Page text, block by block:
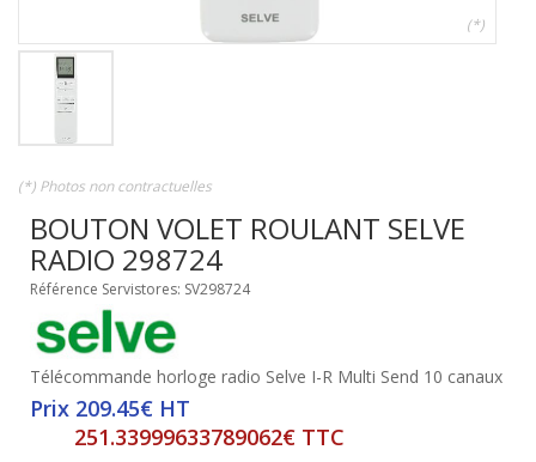
(*)
(*) Photos non contractuelles
BOUTON VOLET ROULANT SELVE
RADIO 298724
Référence Servistores: SV298724
Télécommande horloge radio Selve I-R Multi Send 10 canaux
Prix 209.45€ HT
251.33999633789062€ TTC